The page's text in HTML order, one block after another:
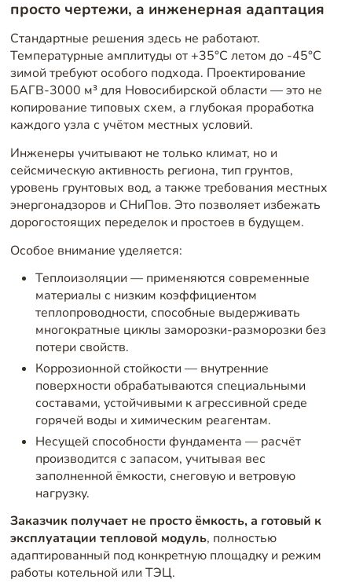
просто чертежи, а инженерная адаптация
Стандартные решения здесь не работают.
Температурные амплитуды от +35°C летом до -45°C
зимой требуют особого подхода. Проектирование
БАГВ-3000 м³ для Новосибирской области — это не
копирование типовых схем, а глубокая проработка
каждого узла с учётом местных условий.
Инженеры учитывают не только климат, но и
сейсмическую активность региона, тип грунтов,
уровень грунтовых вод, а также требования местных
энергонадзоров и СНиПов. Это позволяет избежать
дорогостоящих переделок и простоев в будущем.
Особое внимание уделяется:
Теплоизоляции — применяются современные
материалы с низким коэффициентом
теплопроводности, способные выдерживать
многократные циклы заморозки-разморозки без
потери свойств.
Коррозионной стойкости — внутренние
поверхности обрабатываются специальными
составами, устойчивыми к агрессивной среде
горячей воды и химическим реагентам.
Несущей способности фундамента — расчёт
производится с запасом, учитывая вес
заполненной ёмкости, снеговую и ветровую
нагрузку.
Заказчик получает не просто ёмкость, а готовый к
эксплуатации тепловой модуль, полностью
адаптированный под конкретную площадку и режим
работы котельной или ТЭЦ.